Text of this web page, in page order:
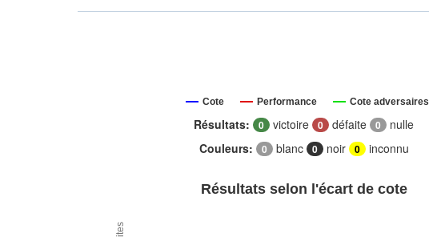
Cote Performance Cote adversaires
Résultats: 0 victoire 0 défaite 0
nulle
Couleurs:
0 blanc 0 noir 0 inconnu
Résultats selon l'écart de cote